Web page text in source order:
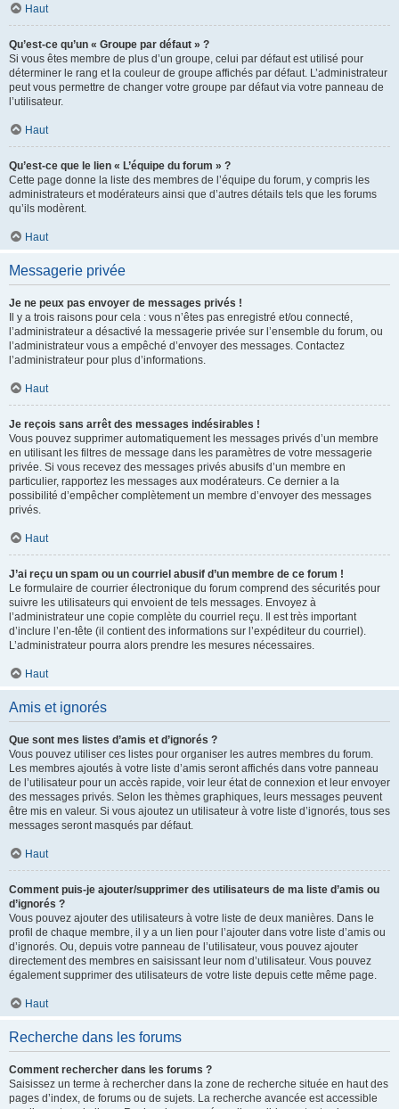
Haut
Qu’est-ce qu’un « Groupe par défaut » ?
Si vous êtes membre de plus d’un groupe, celui par défaut est utilisé pour
déterminer le rang et la couleur de groupe affichés par défaut. L’administrateur
peut vous permettre de changer votre groupe par défaut via votre panneau de
l’utilisateur.
Haut
Qu’est-ce que le lien « L’équipe du forum » ?
Cette page donne la liste des membres de l’équipe du forum, y compris les
administrateurs et modérateurs ainsi que d’autres détails tels que les forums
qu’ils modèrent.
Haut
Messagerie privée
Je ne peux pas envoyer de messages privés !
Il y a trois raisons pour cela : vous n’êtes pas enregistré et/ou connecté,
l’administrateur a désactivé la messagerie privée sur l’ensemble du forum, ou
l’administrateur vous a empêché d’envoyer des messages. Contactez
l’administrateur pour plus d’informations.
Haut
Je reçois sans arrêt des messages indésirables !
Vous pouvez supprimer automatiquement les messages privés d’un membre
en utilisant les filtres de message dans les paramètres de votre messagerie
privée. Si vous recevez des messages privés abusifs d’un membre en
particulier, rapportez les messages aux modérateurs. Ce dernier a la
possibilité d’empêcher complètement un membre d’envoyer des messages
privés.
Haut
J’ai reçu un spam ou un courriel abusif d’un membre de ce forum !
Le formulaire de courrier électronique du forum comprend des sécurités pour
suivre les utilisateurs qui envoient de tels messages. Envoyez à
l’administrateur une copie complète du courriel reçu. Il est très important
d’inclure l’en-tête (il contient des informations sur l’expéditeur du courriel).
L’administrateur pourra alors prendre les mesures nécessaires.
Haut
Amis et ignorés
Que sont mes listes d’amis et d’ignorés ?
Vous pouvez utiliser ces listes pour organiser les autres membres du forum.
Les membres ajoutés à votre liste d’amis seront affichés dans votre panneau
de l’utilisateur pour un accès rapide, voir leur état de connexion et leur envoyer
des messages privés. Selon les thèmes graphiques, leurs messages peuvent
être mis en valeur. Si vous ajoutez un utilisateur à votre liste d’ignorés, tous ses
messages seront masqués par défaut.
Haut
Comment puis-je ajouter/supprimer des utilisateurs de ma liste d’amis ou
d’ignorés ?
Vous pouvez ajouter des utilisateurs à votre liste de deux manières. Dans le
profil de chaque membre, il y a un lien pour l’ajouter dans votre liste d’amis ou
d’ignorés. Ou, depuis votre panneau de l’utilisateur, vous pouvez ajouter
directement des membres en saisissant leur nom d’utilisateur. Vous pouvez
également supprimer des utilisateurs de votre liste depuis cette même page.
Haut
Recherche dans les forums
Comment rechercher dans les forums ?
Saisissez un terme à rechercher dans la zone de recherche située en haut des
pages d’index, de forums ou de sujets. La recherche avancée est accessible